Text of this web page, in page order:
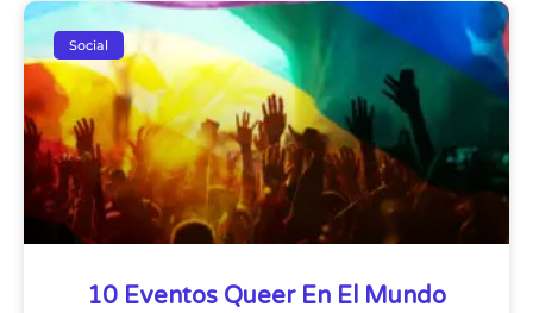
Social
10 Eventos Queer En El Mundo